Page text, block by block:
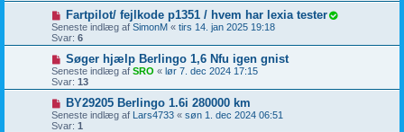
Fartpilot/ fejlkode p1351 / hvem har lexia tester
Seneste indlæg af SimonM « tirs 14. jan 2025 19:18
Svar: 6
Søger hjælp Berlingo 1,6 Nfu igen gnist
Seneste indlæg af SRO « lør 7. dec 2024 17:15
Svar: 13
BY29205 Berlingo 1.6i 280000 km
Seneste indlæg af Lars4733 « søn 1. dec 2024 06:51
Svar: 1